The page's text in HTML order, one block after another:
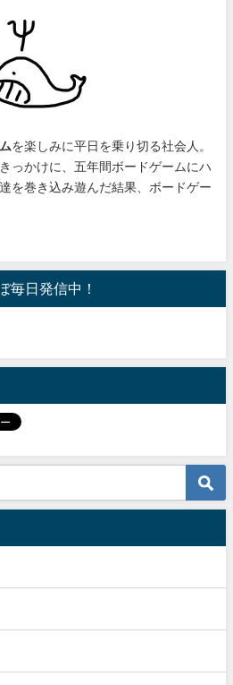
を楽しみに平日を乗り切る社会人。
っかけに、 五年間ボードゲームにハ
を巻き込み遊んだ結果、ボードゲー
毎日発信中！